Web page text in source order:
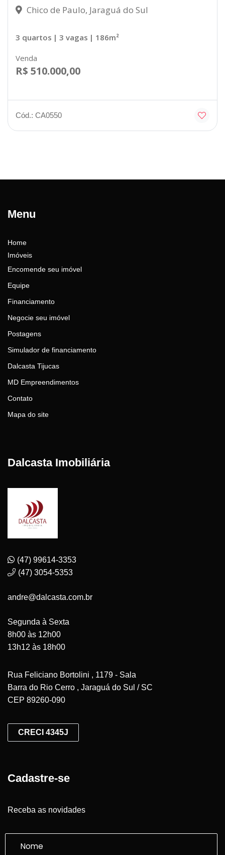
Chico de Paulo, Jaraguá do Sul
3 quartos | 3 vagas | 186m²
Venda
R$ 510.000,00
Cód.: CA0550
Menu
Home
Imóveis
Encomende seu imóvel
Equipe
Financiamento
Negocie seu imóvel
Postagens
Simulador de financiamento
Dalcasta Tijucas
MD Empreendimentos
Contato
Mapa do site
Dalcasta Imobiliária
(47) 99614-3353
(47) 3054-5353
andre@dalcasta.com.br
Segunda à Sexta
8h00 às 12h00
13h12 às 18h00
Rua Feliciano Bortolini , 1179 - Sala
Barra do Rio Cerro , Jaraguá do Sul / SC
CEP 89260-090
CRECI 4345J
Cadastre-se
Receba as novidades